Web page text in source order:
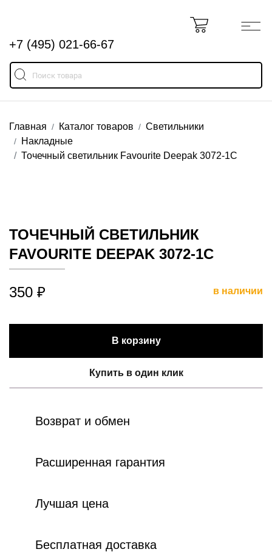
+7 (495) 021-66-67
Главная Каталог товаров
Светильники
Накладные
Точечный светильник Favourite Deepak 3072-1C
ТОЧЕЧНЫЙ СВЕТИЛЬНИК
FAVOURITE DEEPAK 3072-1C
350 ₽ в наличии
В корзину
Купить в один клик
Возврат и обмен
Расширенная гарантия
Лучшая цена
Бесплатная доставка